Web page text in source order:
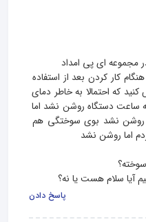
ثبت‌نام ۱۵۰۰ دارم هنگام کار کردن بعد از استفاده
که احتمالا به خاطر دمای
ساعت دستگاه روشن نشد اما
روشن نشد بوی سوختگی هم
آیا سلام هست یا نه؟
پاسخ دادن